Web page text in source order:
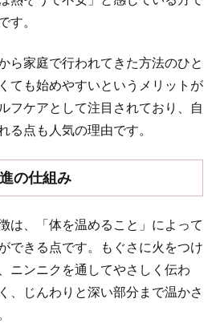
す。
ら家庭で行われてきた方法のひと
ても始めやすいというメリットが
フケアとして注目されており、自
る点も人気の理由です。
の仕組み
は、「体を温めること」によって
できる点です。もぐさに火をつけ
ニンニクを通してやさしく伝わ
、じんわりと深い部分まで温かさ